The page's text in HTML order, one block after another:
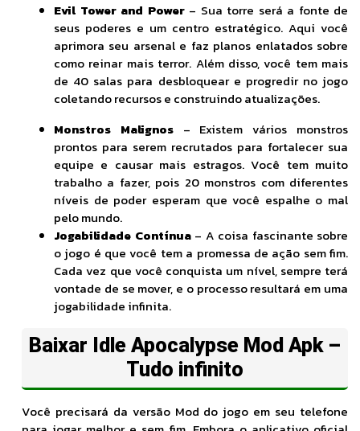
Evil Tower and Power– Sua torre será a fonte de
seus poderes e um centro estratégico. Aqui você
aprimora seu arsenal e faz planos enlatados sobre
como reinar mais terror. Além disso, você tem mais
de 40 salas para desbloquear e progredir no jogo
coletando recursos e construindo atualizações.
Monstros Malignos– Existem vários monstros
prontos para serem recrutados para fortalecer sua
equipe e causar mais estragos. Você tem muito
trabalho a fazer, pois 20 monstros com diferentes
níveis de poder esperam que você espalhe o mal
pelo mundo.
Jogabilidade Contínua– A coisa fascinante sobre
o jogo é que você tem a promessa de ação sem fim.
Cada vez que você conquista um nível, sempre terá
vontade de se mover, e o processo resultará em uma
jogabilidade infinita.
Baixar Idle Apocalypse Mod Apk –
Tudo infinito
Você precisará da versão Mod do jogo em seu telefone